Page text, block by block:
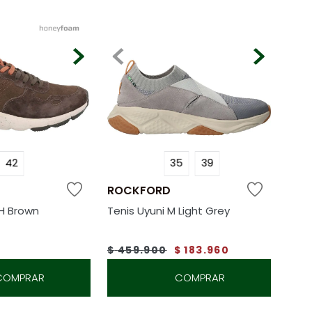
42
Brown
35 39
ROCKFORD
Tenis Uyuni M Light Grey
$ 459.900 $ 183.960
COMPRAR